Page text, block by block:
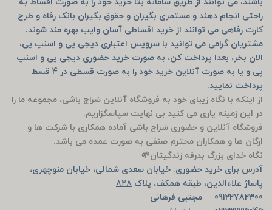
راحتی انجام دهند و مستمری بگیران و حقوق بگیران بانک رفاه و طرح
کارت رفاهی می توانند از خرید اقساطی آسان وایب بهره مند شوند.
مشتریان گرامی می توانید با سرویس اعتباری دیجی پی و اسنپ پی،
الان بخر، بعدا پرداخت کن، به صورت خرید حضوری دیجی پی و اسنپ
پی و یا به صورت آنلاین خرید خود را به صورت قسطی در 4 قسط
پرداخت نمایید.
از اینکه با نگاه زیبای خود به فروشگاه آنلاین سَراج باشی، مجموعه ما را
در این زمینه یاری می کنید بی نهایت سپاسگزاریم.
فروشگاه آنلاین و حضوری سَراج باشی آماده همکاری با شرکت ها و
ارگان ها و همکاران محترم صنفی به صورت عمده می باشد.
نگاه خدای بزرگ بدرقه زندگیتان🌱
آدرس برای خرید حضوری: خیابان سعدی شمالی، خیابان منوچهری،
پاساژ علاءالدین، طبقه همکف، پلاک 828
09122782300 مجتبی فرهانی